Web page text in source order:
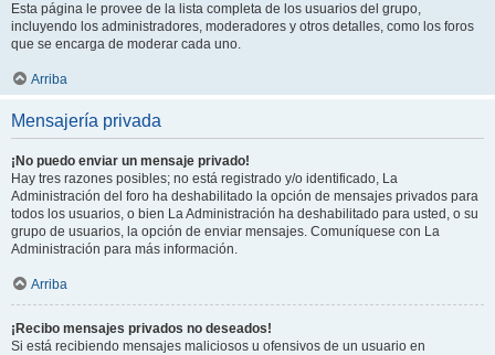
Esta página le provee de la lista completa de los usuarios del grupo,
incluyendo los administradores, moderadores y otros detalles, como los foros
que se encarga de moderar cada uno.
Arriba
Mensajería privada
¡No puedo enviar un mensaje privado!
Hay tres razones posibles; no está registrado y/o identificado, La
Administración del foro ha deshabilitado la opción de mensajes privados para
todos los usuarios, o bien La Administración ha deshabilitado para usted, o su
grupo de usuarios, la opción de enviar mensajes. Comuníquese con La
Administración para más información.
Arriba
¡Recibo mensajes privados no deseados!
Si está recibiendo mensajes maliciosos u ofensivos de un usuario en